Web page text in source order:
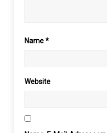
Name*
Website